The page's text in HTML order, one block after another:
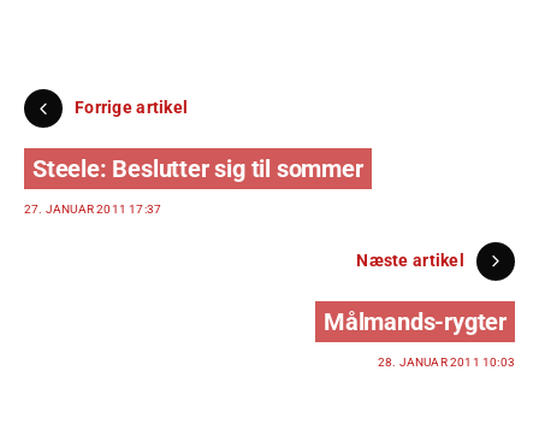
Forrige artikel
Steele: Beslutter sig til sommer
27. JANUAR 2011 17:37
Næste artikel
Målmands-rygter
28. JANUAR 2011 10:03